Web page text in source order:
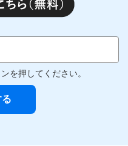
を押してください。